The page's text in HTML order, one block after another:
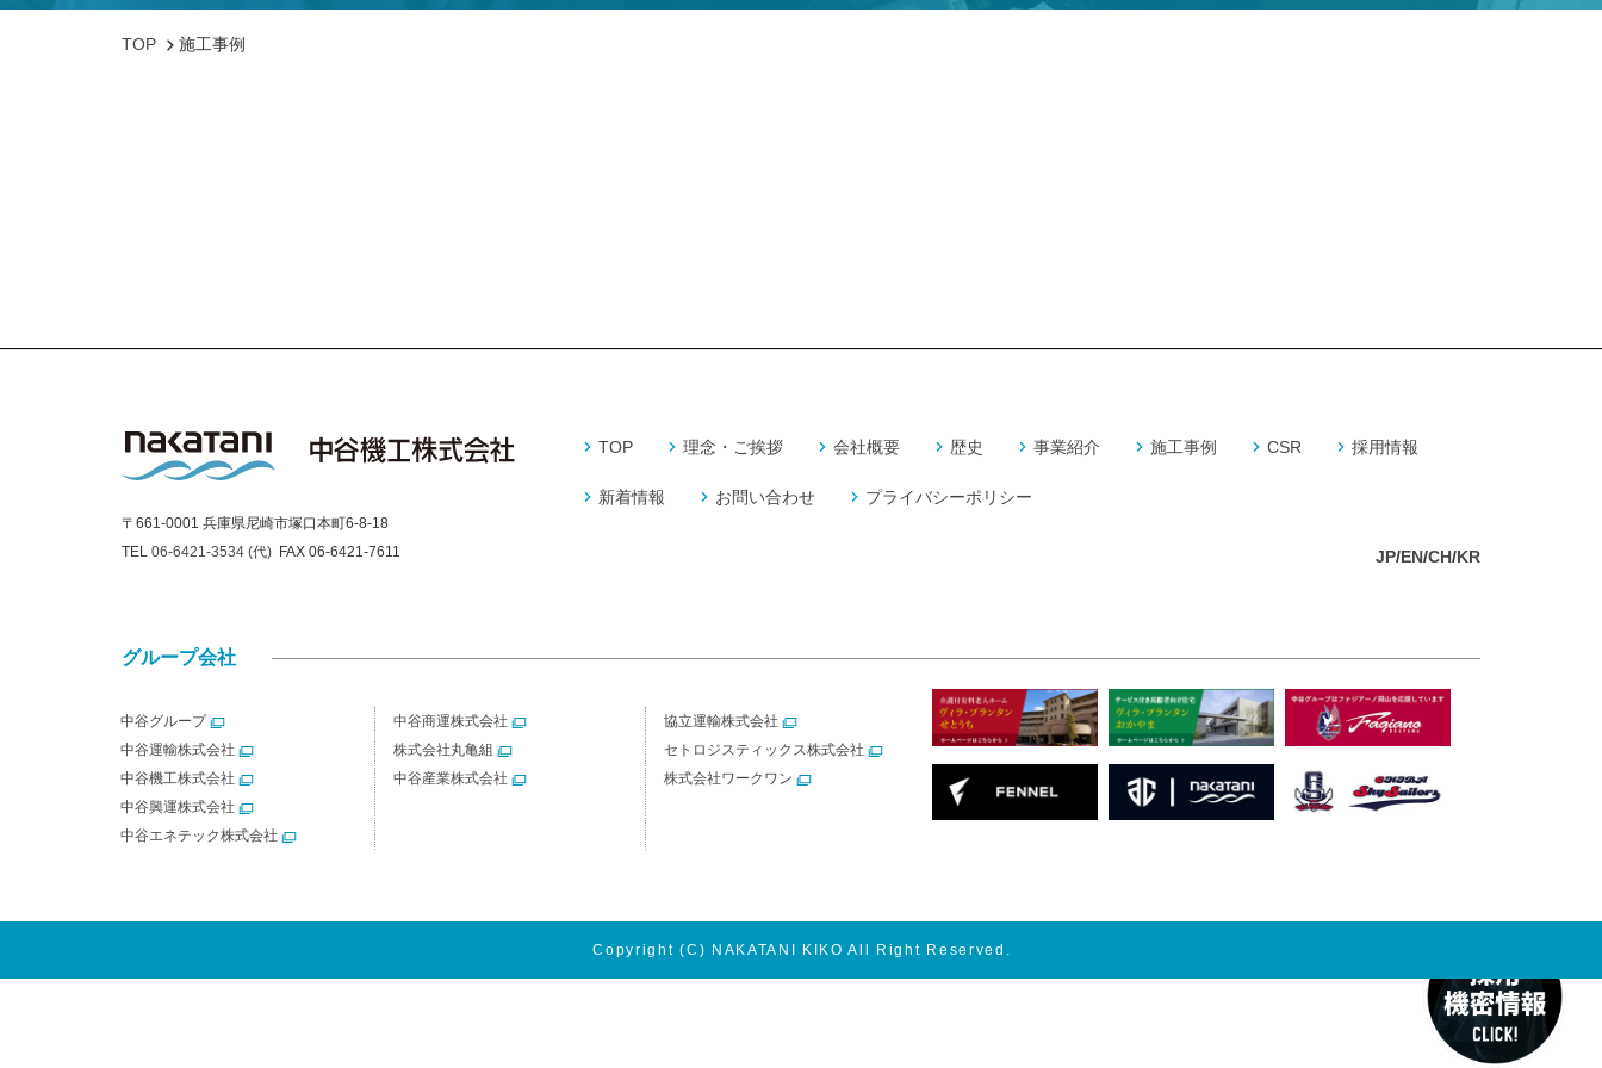
TOP 施工事例
TOP 理念・ご挨拶 会社概要 歴史 事業紹介 施工事例 CSR 採用情報
新着情報 お問い合わせ プライバシーポリシー
JP EN CH KR
〒661-0001 兵庫県尼崎市塚口本町6-8-18
TEL06-6421-3534 (代) FAX 06-6421-7611
グループ会社
中谷グループ
中谷運輸株式会社
中谷機工株式会社
中谷興運株式会社
中谷エネテック株式会社
中谷商運株式会社
株式会社丸亀組
中谷産業株式会社
協立運輸株式会社
セトロジスティックス株式会社
株式会社ワークワン
Copyright(C) NAKATANI KIKO All Right Reserved.